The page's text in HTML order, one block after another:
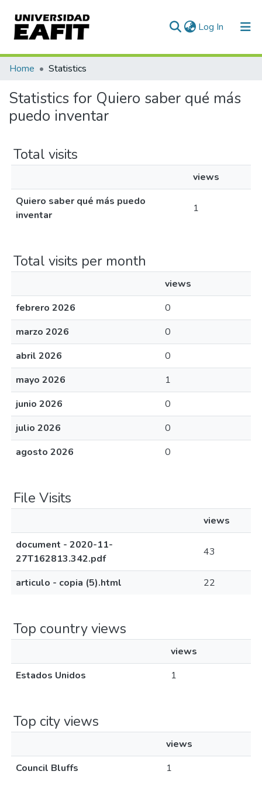
Log In (current)
Communities & Collections
All of DSpace
Home Statistics
Statistics for Quiero saber qué más
puedo inventar
Total visits
views
Quiero saber qué más puedo
inventar
1
Total visits per month
views
febrero 2026
0
marzo 2026
0
abril 2026
0
mayo 2026
1
junio 2026
0
julio 2026
0
agosto 2026
0
File Visits
views
document - 2020-11-
27T162813.342.pdf
43
articulo - copia (5).html 22
Top country views
views
Estados Unidos
1
Top city views
views
Council Bluffs
1